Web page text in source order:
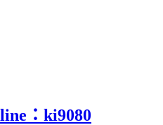
：ki9080